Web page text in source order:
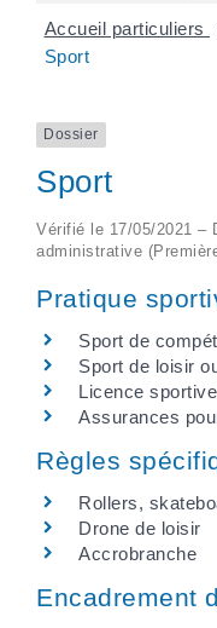
Accueil particuliers
Sport
Dossier
Sport
Vérifié le 17/05/2021 –
administrative
Pratique
Sport de
Sport de loisir
Licence
Assurances
Règles
Rollers,
Drone de loisir
Accrobranche
Encadrement